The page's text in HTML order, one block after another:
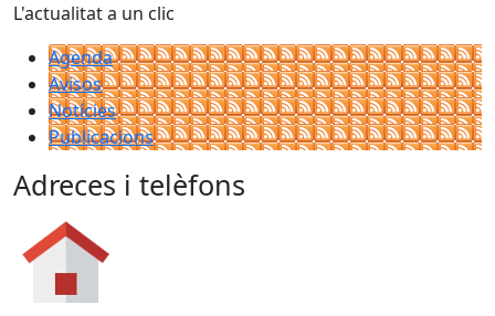
L'actualitat a un clic
Agenda
Avisos
Notícies
Publicacions
Adreces i telèfons